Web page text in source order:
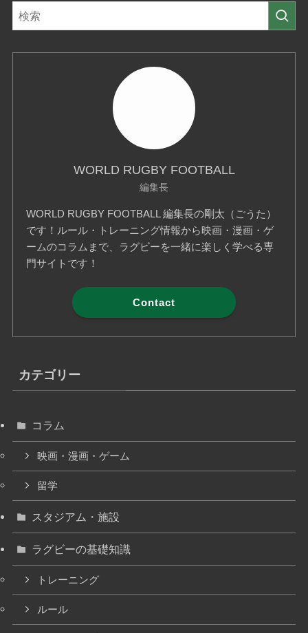
WORLD RUGBY FOOTBALL
編集長
WORLD RUGBY FOOTBALL 編集長の剛太（ごうた）
です！ルール・トレーニング情報から映画・漫画・ゲ
ームのコラムまで、ラグビーを一緒に楽しく学べる専
門サイトです！
Contact
カテゴリー
コラム
映画・漫画・ゲーム
留学
スタジアム・施設
ラグビーの基礎知識
トレーニング
ルール